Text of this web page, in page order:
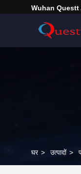
Wuhan Questt
घर > उत्पादों >